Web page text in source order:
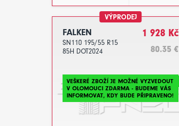
VÝPRODEJ
FALKEN
SN110 195/55 R15
85H DOT2024
1 928 Kč
80.35 €
VEŠKERÉ ZBOŽÍ JE MOŽNÉ VYZVEDOUT
V OLOMOUCI ZDARMA - BUDEME VÁS
INFORMOVAT, KDY BUDE PŘIPRAVENO!